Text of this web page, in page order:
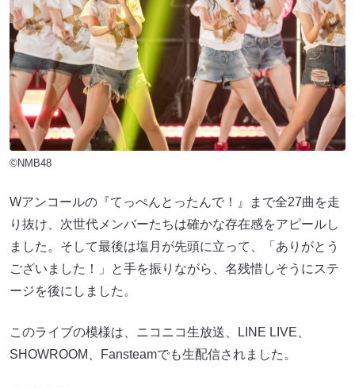
©NMB48
Wアンコールの『てっぺんとったんで！』まで全27曲を走
り抜け、次世代メンバーたちは確かな存在感をアピールし
ました。そして最後は塩月が先頭に立って、「ありがとう
ございました！」と手を振りながら、名残惜しそうにステ
ージを後にしました。
このライブの模様は、ニコニコ生放送、LINE LIVE、
SHOWROOM、Fansteamでも生配信されました。